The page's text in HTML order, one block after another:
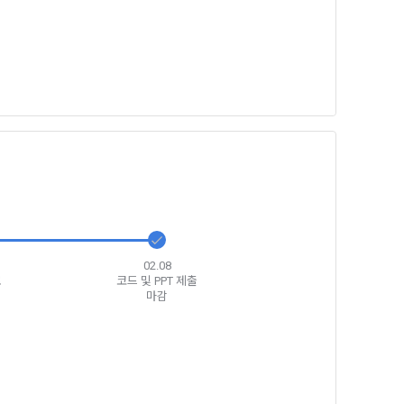
등을 "회
등에관한
내용이 이
의 공지
적용일자
02.08
코드 및 PPT 제출
마감